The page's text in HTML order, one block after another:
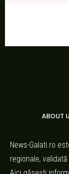
ABOUT
News-Galati.ro
regionale,